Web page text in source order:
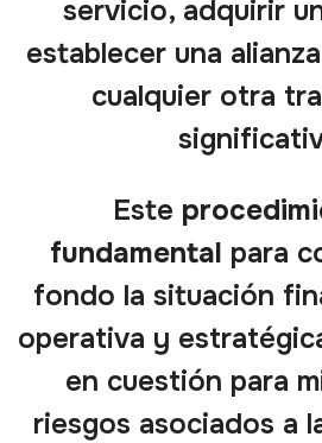
servicio, adquirir
establecer una
cualquier otra
Este
fundamental para
fondo la situación
operativa y
en cuestión para
riesgos asociados a